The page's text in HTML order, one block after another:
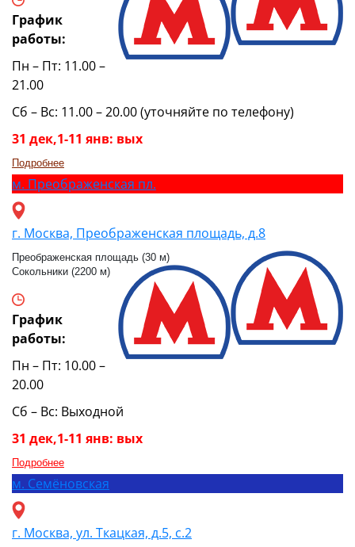
График
работы:
Пн – Пт: 11.00 –
21.00
Сб – Вс: 11.00 – 20.00 (уточняйте по телефону)
31 дек,1-11 янв: вых
Подробнее
м. Преображенская пл.
г. Москва, Преображенская площадь, д.8
Преображенская площадь (30 м)
Сокольники (2200 м)
График
работы:
Пн – Пт: 10.00 –
20.00
Сб – Вс: Выходной
31 дек,1-11 янв: вых
Подробнее
м. Семёновская
г. Москва, ул. Ткацкая, д.5, с.2